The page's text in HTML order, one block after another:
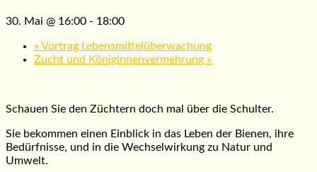
30. Mai @ 16:00 - 18:00
« Vortrag Lebensmittelüberwachung
Zucht und Königinnenvermehrung »
Schauen Sie den Züchtern doch mal über die Schulter.
Sie bekommen einen Einblick in das Leben der Bienen, ihre
Bedürfnisse, und in die Wechselwirkung zu Natur und
Umwelt.